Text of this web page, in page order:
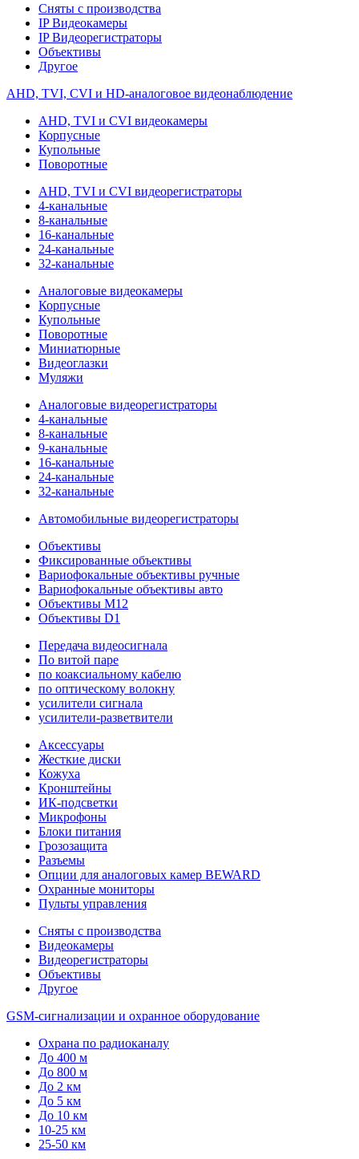
Сняты с производства
IP Видеокамеры
IP Видеорегистраторы
Объективы
Другое
AHD, TVI, CVI и HD-аналоговое видеонаблюдение
AHD, TVI и CVI видеокамеры
Корпусные
Купольные
Поворотные
AHD, TVI и CVI видеорегистраторы
4-канальные
8-канальные
16-канальные
24-канальные
32-канальные
Аналоговые видеокамеры
Корпусные
Купольные
Поворотные
Миниатюрные
Видеоглазки
Муляжи
Аналоговые видеорегистраторы
4-канальные
8-канальные
9-канальные
16-канальные
24-канальные
32-канальные
Автомобильные видеорегистраторы
Объективы
Фиксированные объективы
Вариофокальные объективы ручные
Вариофокальные объективы авто
Объективы M12
Объективы D1
Передача видеосигнала
По витой паре
по коаксиальному кабелю
по оптическому волокну
усилители сигнала
усилители-разветвители
Аксессуары
Жесткие диски
Кожуха
Кронштейны
ИК-подсветки
Микрофоны
Блоки питания
Грозозащита
Разъемы
Опции для аналоговых камер BEWARD
Охранные мониторы
Пульты управления
Сняты с производства
Видеокамеры
Видеорегистраторы
Объективы
Другое
GSM-сигнализации и охранное оборудование
Охрана по радиоканалу
До 400 м
До 800 м
До 2 км
До 5 км
До 10 км
10-25 км
25-50 км